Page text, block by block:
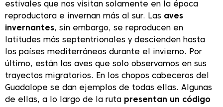
estivales que nos visitan solamente en la época
reproductora e invernan más al sur. Las aves
invernantes, sin embargo, se reproducen en
latitudes más septentrionales y descienden hasta
los países mediterráneos durante el invierno. Por
último, están las aves que solo observamos en sus
trayectos migratorios. En los chopos cabeceros del
Guadalope se dan ejemplos de todas ellas. Algunas
de ellas, a lo largo de la ruta presentan un código